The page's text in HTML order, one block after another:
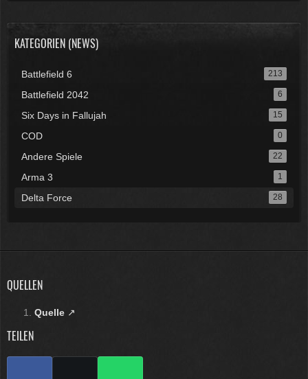
KATEGORIEN (NEWS)
Battlefield 6 213
Battlefield 2042 6
Six Days in Fallujah 15
COD 0
Andere Spiele 22
Arma 3 1
Delta Force 28
QUELLEN
Quelle
TEILEN